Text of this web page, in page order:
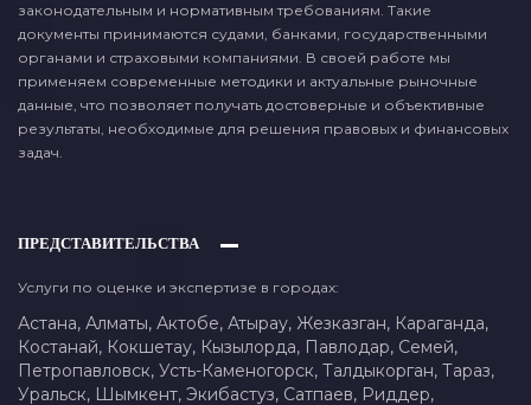
законодательным и нормативным требованиям. Такие
документы принимаются судами, банками, государственными
органами и страховыми компаниями. В своей работе мы
применяем современные методики и актуальные рыночные
данные, что позволяет получать достоверные и объективные
результаты, необходимые для решения правовых и финансовых
задач.
ПРЕДСТАВИТЕЛЬСТВА
Услуги по оценке и экспертизе в городах:
Астана, Алматы, Актобе, Атырау, Жезказган, Караганда,
Костанай, Кокшетау, Кызылорда, Павлодар, Семей,
Петропавловск, Усть-Каменогорск, Талдыкорган, Тараз,
Уральск, Шымкент, Экибастуз, Сатпаев, Риддер,